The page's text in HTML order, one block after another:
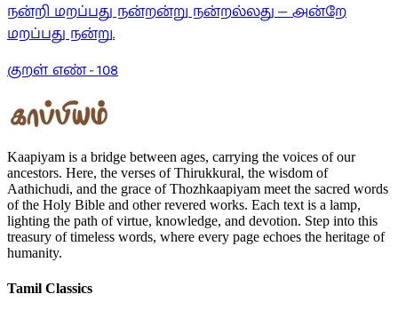
நன்றி மறப்பது நன்றன்று நன்றல்லது — அன்றே
மறப்பது நன்று.
குறள் எண் -108
Kaapiyam is a bridge between ages, carrying the voices of our
ancestors. Here, the verses of Thirukkural, the wisdom of
Aathichudi, and the grace of Thozhkaapiyam meet the sacred words
of the Holy Bible and other revered works. Each text is a lamp,
lighting the path of virtue, knowledge, and devotion. Step into this
treasury of timeless words, where every page echoes the heritage of
humanity.
Tamil Classics